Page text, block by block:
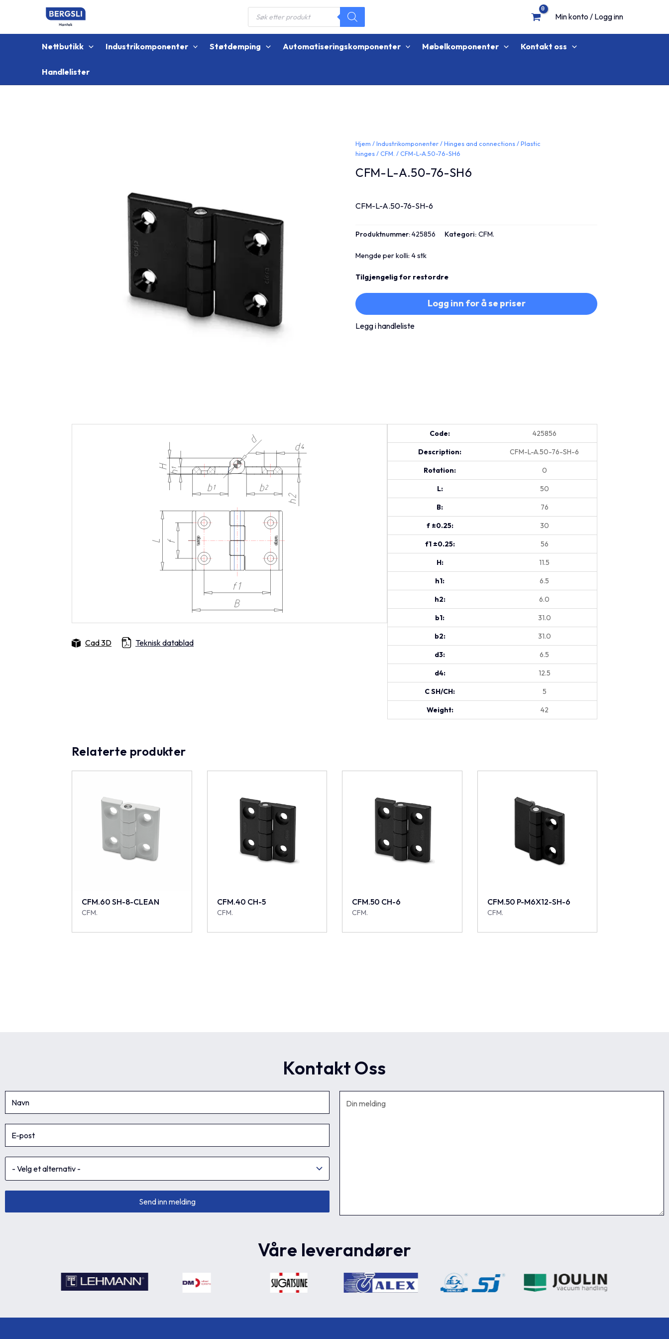
Products
search
Min konto / Logg inn
Nettbutikk Industrikomponenter Støtdemping Automatiseringskomponenter Møbelkomponenter Kontakt oss
Handlelister
Hjem /Industrikomponenter/Hinges and connections/Plastic
hinges/CFM. / CFM-L-A.50-76-SH6
CFM-L-A.50-76-SH6
CFM-L-A.50-76-SH-6
Produktnummer:425856 Kategori:CFM.
Mengde per kolli: 4 stk
Tilgjengelig for restordre
Logg inn for å se priser
Legg i handleliste
Code: 425856
Description: CFM-L-A.50-76-SH-6
Rotation: 0
L: 50
B: 76
f ±0.25: 30
f1 ±0.25: 56
H: 11.5
h1: 6.5
h2: 6.0
b1: 31.0
b2: 31.0
d3: 6.5
d4: 12.5
C SH/CH: 5
Weight: 42
Cad 3D Teknisk datablad
Relaterte produkter
CFM.60 SH-8-CLEAN
CFM.
CFM.40 CH-5
CFM.
CFM.50 CH-6
CFM.
CFM.50 P-M6X12-SH-6
CFM.
Kontakt Oss
Våre leverandører